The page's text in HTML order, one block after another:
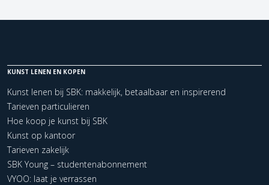
KUNST LENEN EN KOPEN
Kunst lenen bij SBK: makkelijk, betaalbaar en inspirerend
Tarieven particulieren
Hoe koop je kunst bij SBK
Kunst op kantoor
Tarieven zakelijk
SBK Young – studentenabonnement
VYOO: laat je verrassen